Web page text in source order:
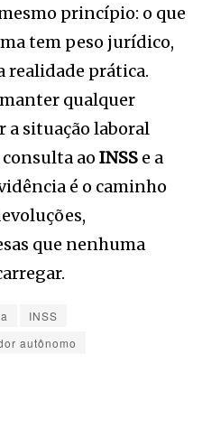
princípio: o que
tem peso jurídico,
prática.
qualquer
a situação laboral
ao INSS e a
é o caminho
que nenhuma
INSS
autônomo